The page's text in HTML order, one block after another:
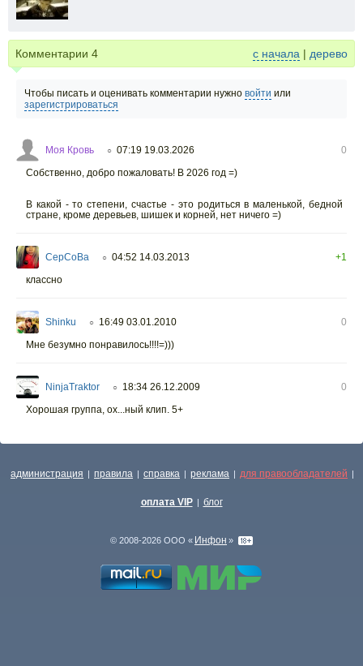
Комментарии 4 с начала | дерево
Чтобы писать и оценивать комментарии нужно войти или
зарегистрироваться
Моя Кровь ○ 07:19 19.03.2026
0
Собственно, добро пожаловать! В 2026 год =)
В какой - то степени, счастье - это родиться в маленькой, бедной
стране, кроме деревьев, шишек и корней, нет ничего =)
CepCoBa ○ 04:52 14.03.2013
+1
классно
Shinku ○ 16:49 03.01.2010
0
Мне безумно понравилось!!!!=)))
NinjaTraktor ○ 18:34 26.12.2009
0
Хорошая группа, ох...ный клип. 5+
администрация | правила | справка | реклама | для правообладателей |
оплата VIP | блог
© 2008-2026 ООО « Инфон »